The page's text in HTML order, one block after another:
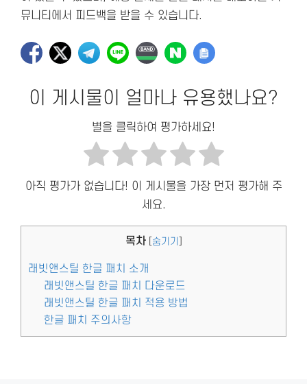
뮤니티에서 피드백을 받을 수 있습니다.
이 게시물이 얼마나 유용했나요?
별을 클릭하여 평가하세요!
아직 평가가 없습니다! 이 게시물을 가장 먼저 평가해 주
세요.
목차 숨기기
래빗앤스틸 한글 패치 소개
래빗앤스틸 한글 패치 다운로드
래빗앤스틸 한글 패치 적용 방법
한글 패치 주의사항